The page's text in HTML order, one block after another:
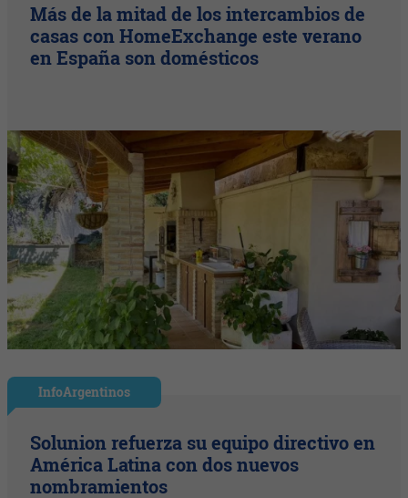
Más de la mitad de los intercambios de
casas con HomeExchange este verano
en España son domésticos
InfoArgentinos
Solunion refuerza su equipo directivo en
América Latina con dos nuevos
nombramientos